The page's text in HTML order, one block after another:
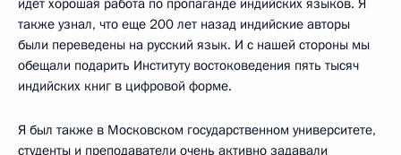
идет хорошая работа по пропаганде индийских языков. Я
также узнал, что еще 200 лет назад индийские авторы
были переведены на русский язык. И с нашей стороны мы
обещали подарить Институту востоковедения пять тысяч
индийских книг в цифровой форме.
Я был также в Московском государственном университете,
студенты и преподаватели очень активно задавали